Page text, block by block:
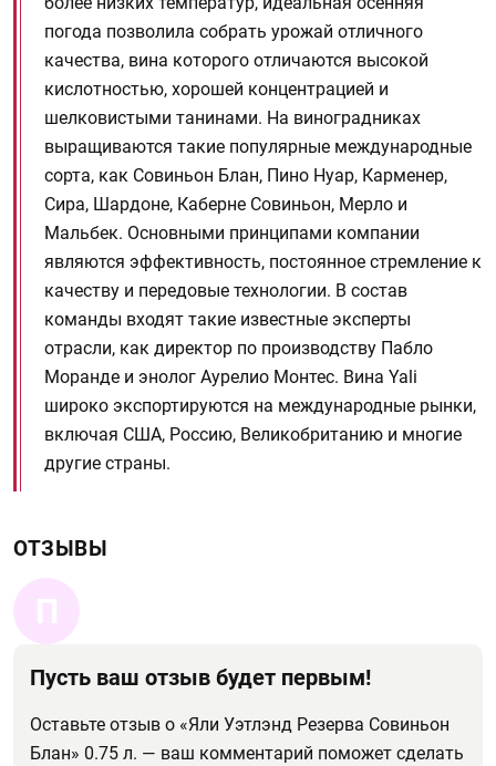
погода позволила собрать урожай отличного
качества, вина которого отличаются высокой
кислотностью, хорошей концентрацией и
шелковистыми танинами. На виноградниках
выращиваются такие популярные международные
сорта, как Совиньон Блан, Пино Нуар, Карменер,
Сира, Шардоне, Каберне Совиньон, Мерло и
Мальбек. Основными принципами компании
являются эффективность, постоянное стремление к
качеству и передовые технологии. В состав
команды входят такие известные эксперты
отрасли, как директор по производству Пабло
Моранде и энолог Аурелио Монтес. Вина Yali
широко экспортируются на международные рынки,
включая США, Россию, Великобританию и многие
другие страны.
ОТЗЫВЫ
П
Пусть ваш отзыв будет первым!
Оставьте отзыв о «Яли Уэтлэнд Резерва Совиньон
Блан» 0.75 л. — ваш комментарий поможет сделать